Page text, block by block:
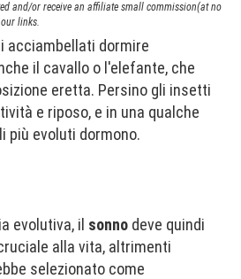
and/or receive an affiliate small commission(at no
links.
acciambellati dormire
il cavallo o l'elefante, che
eretta. Persino gli insetti
e riposo, e in una qualche
più evoluti dormono.
evolutiva, il sonno deve quindi
alla vita, altrimenti
selezionato come